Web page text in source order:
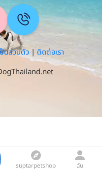
suptarpetshop ฉัน
นส่วนตัว| ติดต่อเรา